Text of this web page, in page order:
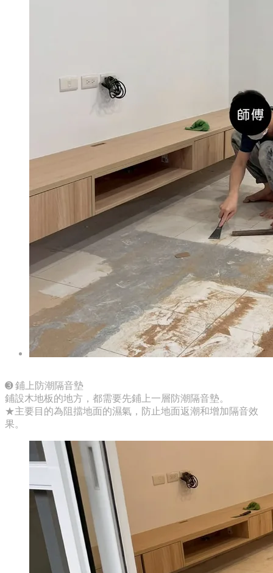
➌ 鋪上防潮隔音墊
鋪設木地板的地方，都需要先鋪上一層防潮隔音墊。
★主要目的為阻擋地面的濕氣，防止地面返潮和增加隔音效
果。